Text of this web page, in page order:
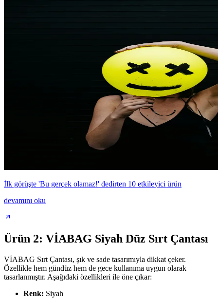
İlk görüşte 'Bu gerçek olamaz!' dedirten 10 etkileyici ürün
devamını oku
Ürün 2: VİABAG Siyah Düz Sırt Çantası
VİABAG Sırt Çantası, şık ve sade tasarımıyla dikkat çeker.
Özellikle hem gündüz hem de gece kullanıma uygun olarak
tasarlanmıştır. Aşağıdaki özellikleri ile öne çıkar:
Renk: Siyah